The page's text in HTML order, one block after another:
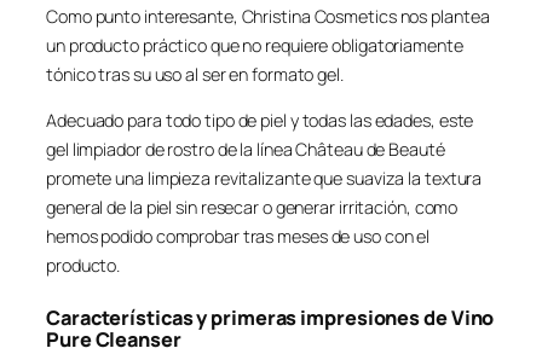
Como punto interesante, Christina Cosmetics nos plantea
un producto práctico que no requiere obligatoriamente
tónico tras su uso al ser en formato gel.
Adecuado para todo tipo de piel y todas las edades, este
gel limpiador de rostro de la línea Château de Beauté
promete una limpieza revitalizante que suaviza la textura
general de la piel sin resecar o generar irritación, como
hemos podido comprobar tras meses de uso con el
producto.
Características y primeras impresiones de Vino
Pure Cleanser